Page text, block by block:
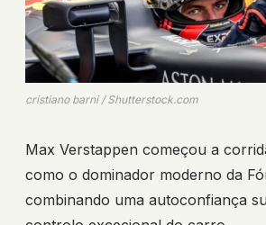
cristiano barni / Shutterstock.com
Max Verstappen começou a
como o dominador moderno da
combinando uma autoconfiança